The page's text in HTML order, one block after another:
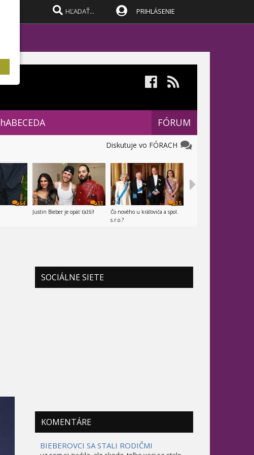
PRIHLÁSENIE
hABECEDA FÓRUM
Diskutuje vo FÓRACH
64
33
Justin Bieber je opäť ťažší!
35
Čo nového u kráľoviča a spol.
s.r.o.?
SOCIÁLNE SIETE
KOMENTÁRE
BIEBEROVCI SA STALI RODIČMI